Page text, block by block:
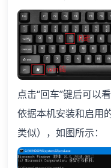
点击“回车”键后可以
依据本机安装和启用
类似），如图所示：